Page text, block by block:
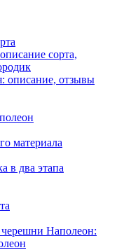
сорта,
описание, отзывы
материала
в два этапа
Наполеон: